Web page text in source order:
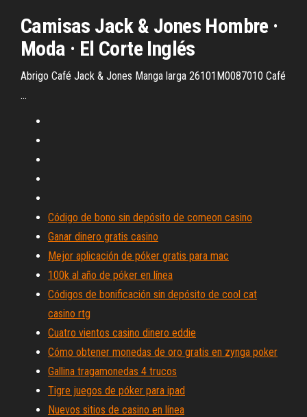
Camisas Jack & Jones Hombre ·
Moda · El Corte Inglés
Abrigo Café Jack & Jones Manga larga 26101M0087010 Café
...
Código de bono sin depósito de comeon casino
Ganar dinero gratis casino
Mejor aplicación de póker gratis para mac
100k al año de póker en línea
Códigos de bonificación sin depósito de cool cat
casino rtg
Cuatro vientos casino dinero eddie
Cómo obtener monedas de oro gratis en zynga poker
Gallina tragamonedas 4 trucos
Tigre juegos de póker para ipad
Nuevos sitios de casino en línea